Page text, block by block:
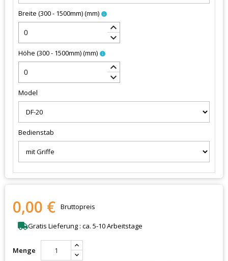
Breite (300 - 1500mm)(mm) info
keyboard_arrow_up
keyboard_arrow_down
Höhe (300 - 1500mm)(mm) info
keyboard_arrow_up
keyboard_arrow_down
Model
Bedienstab
0,00 € Bruttopreis
Gratis Lieferung : ca. 5-10 Arbeitstage
Menge